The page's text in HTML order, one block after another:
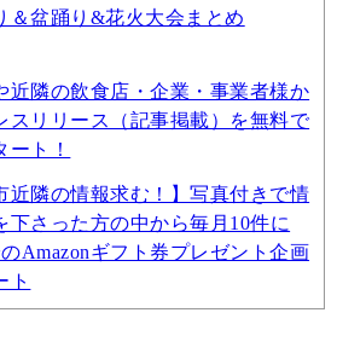
＆盆踊り&花火大会まとめ
近隣の飲食店・企業・事業者様か
スリリース（記事掲載）を無料で
ート！
近隣の情報求む！】写真付きで情
下さった方の中から毎月10件に
Amazonギフト券プレゼント企画
ト